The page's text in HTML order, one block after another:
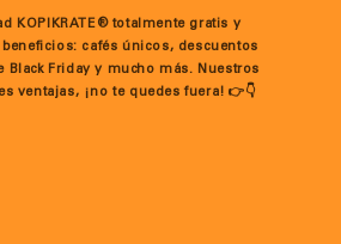
KOPIKRATE® totalmente gratis y
cafés únicos, descuentos
Friday y mucho más. Nuestros
ventajas, ¡no te quedes fuera! 👉👇